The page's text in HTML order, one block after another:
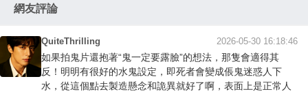
網友評論
QuiteThrilling 2026-05-30 16:18:46
如果拍鬼片還抱著“鬼一定要露臉”的想法，那隻會適得其
反！明明有很好的水鬼設定，即死者會變成倀鬼迷惑人下
水，從這個點去製造懸念和詭異就好了啊，表面上是正常人